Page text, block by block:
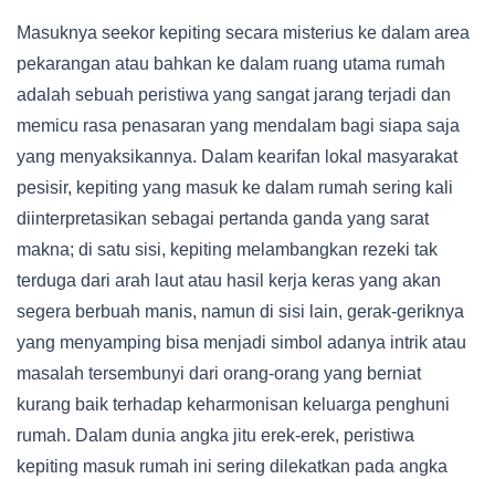
Masuknya seekor kepiting secara misterius ke dalam area
pekarangan atau bahkan ke dalam ruang utama rumah
adalah sebuah peristiwa yang sangat jarang terjadi dan
memicu rasa penasaran yang mendalam bagi siapa saja
yang menyaksikannya. Dalam kearifan lokal masyarakat
pesisir, kepiting yang masuk ke dalam rumah sering kali
diinterpretasikan sebagai pertanda ganda yang sarat
makna; di satu sisi, kepiting melambangkan rezeki tak
terduga dari arah laut atau hasil kerja keras yang akan
segera berbuah manis, namun di sisi lain, gerak-geriknya
yang menyamping bisa menjadi simbol adanya intrik atau
masalah tersembunyi dari orang-orang yang berniat
kurang baik terhadap keharmonisan keluarga penghuni
rumah. Dalam dunia angka jitu erek-erek, peristiwa
kepiting masuk rumah ini sering dilekatkan pada angka